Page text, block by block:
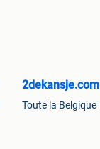
2dekansje.com
Toute la Belgique